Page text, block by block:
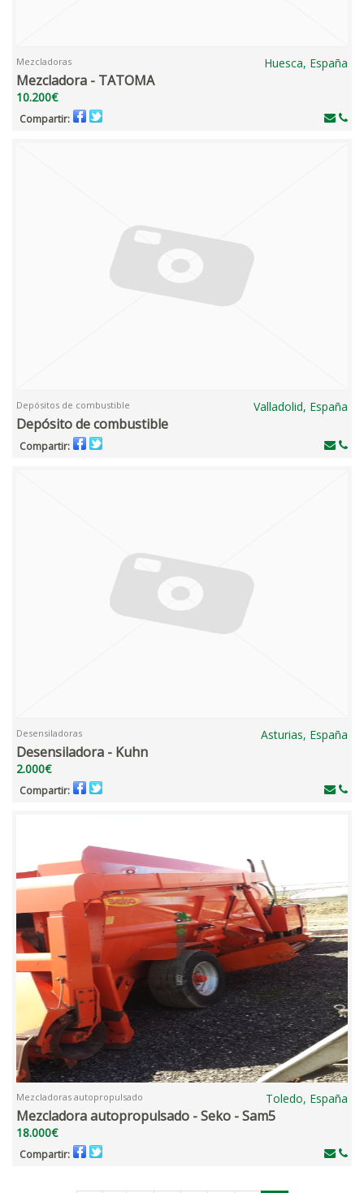
Mezcladoras Huesca, España
Mezcladora - TATOMA
10.200€
Compartir:
Depósitos de combustible Valladolid, España
Depósito de combustible
Compartir:
Desensiladoras Asturias, España
Desensiladora - Kuhn
2.000€
Compartir:
Mezcladoras autopropulsado Toledo, España
Mezcladora autopropulsado - Seko - Sam5
18.000€
Compartir: